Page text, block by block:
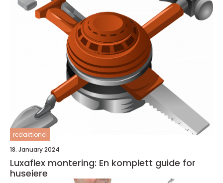
redaktionel
18. January 2024
Luxaflex montering: En komplett guide for
huseiere